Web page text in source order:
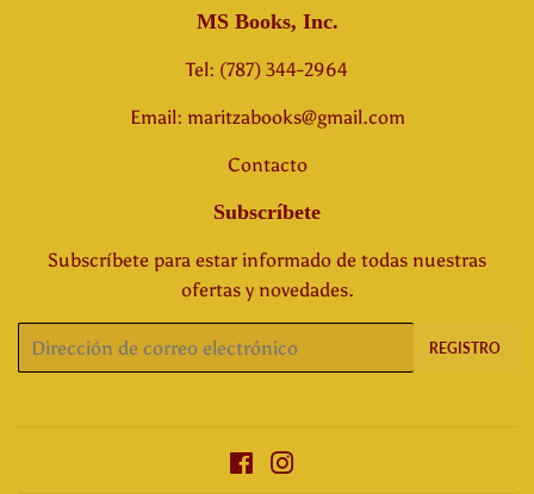
MS Books, Inc.
Tel: (787) 344-2964
Email: maritzabooks@gmail.com
Contacto
Subscríbete
Subscríbete para estar informado de todas nuestras
ofertas y novedades.
electrónico
REGISTRO
Facebook